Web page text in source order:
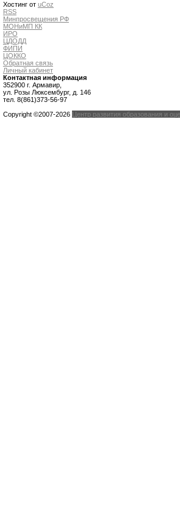
Хостинг от uCoz
RSS
Минпросвещения РФ
МОНиМП КК
ИРО
ЦДОДД
ФИПИ
ЦОККО
Обратная связь
Личный кабинет
Контактная информация
352900 г. Армавир,
ул. Розы Люксембург, д. 146
тел. 8(861)373-56-97
Copyright ©2007-2026 Центр развития образования и